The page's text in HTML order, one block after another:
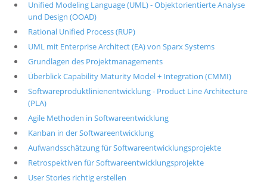
Unified Modeling Language (UML) - Objektorientierte Analyse
und Design (OOAD)
Rational Unified Process (RUP)
UML mit Enterprise Architect (EA) von Sparx Systems
Grundlagen des Projektmanagements
Überblick Capability Maturity Model + Integration (CMMI)
Softwareproduktlinienentwicklung - Product Line Architecture
(PLA)
Agile Methoden in Softwareentwicklung
Kanban in der Softwareentwicklung
Aufwandsschätzung für Softwareentwicklungsprojekte
Retrospektiven für Softwareentwicklungsprojekte
User Stories richtig erstellen